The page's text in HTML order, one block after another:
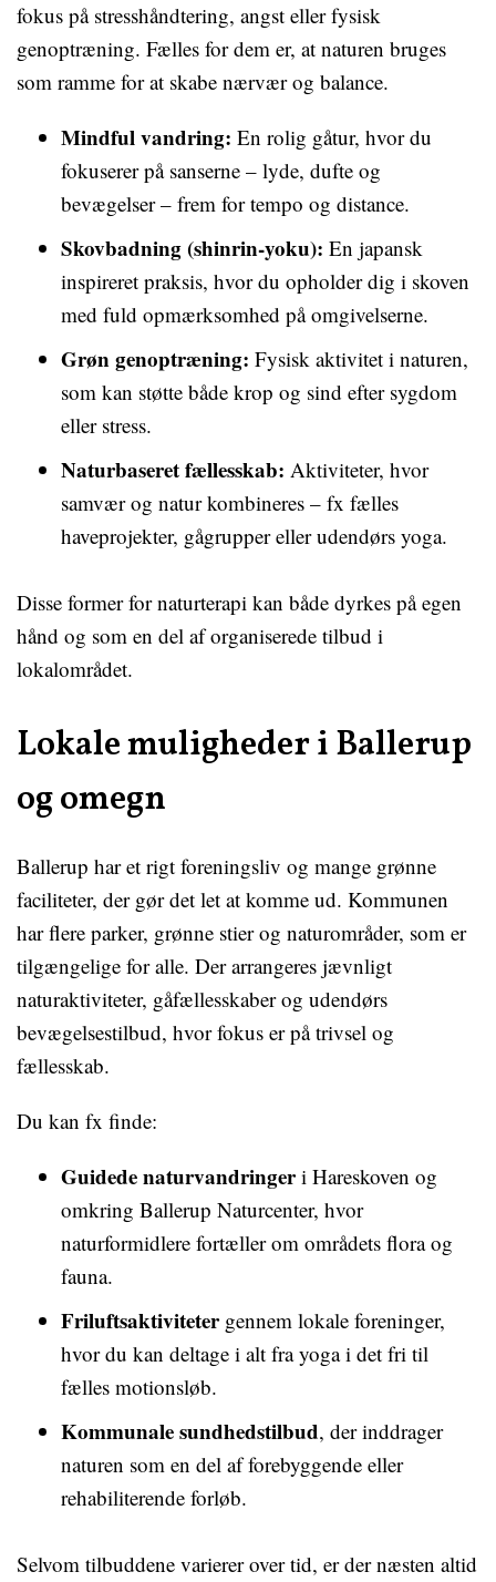
fokus på stresshåndtering, angst eller fysisk
genoptræning. Fælles for dem er, at naturen bruges
som ramme for at skabe nærvær og balance.
Mindful vandring: En rolig gåtur, hvor du
fokuserer på sanserne – lyde, dufte og
bevægelser – frem for tempo og distance.
Skovbadning (shinrin-yoku): En japansk
inspireret praksis, hvor du opholder dig i skoven
med fuld opmærksomhed på omgivelserne.
Grøn genoptræning: Fysisk aktivitet i naturen,
som kan støtte både krop og sind efter sygdom
eller stress.
Naturbaseret fællesskab: Aktiviteter, hvor
samvær og natur kombineres – fx fælles
haveprojekter, gågrupper eller udendørs yoga.
Disse former for naturterapi kan både dyrkes på egen
hånd og som en del af organiserede tilbud i
lokalområdet.
Lokale muligheder i Ballerup
og omegn
Ballerup har et rigt foreningsliv og mange grønne
faciliteter, der gør det let at komme ud. Kommunen
har flere parker, grønne stier og naturområder, som er
tilgængelige for alle. Der arrangeres jævnligt
naturaktiviteter, gåfællesskaber og udendørs
bevægelsestilbud, hvor fokus er på trivsel og
fællesskab.
Du kan fx finde:
Guidede naturvandringeri Hareskoven og
omkring Ballerup Naturcenter, hvor
naturformidlere fortæller om områdets flora og
fauna.
Friluftsaktivitetergennem lokale foreninger,
hvor du kan deltage i alt fra yoga i det fri til
fælles motionsløb.
Kommunale sundhedstilbud, der inddrager
naturen som en del af forebyggende eller
rehabiliterende forløb.
Selvom tilbuddene varierer over tid, er der næsten altid